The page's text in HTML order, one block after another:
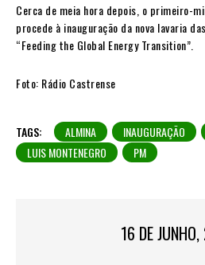
Cerca de meia hora depois, o primeiro-
procede à inauguração da nova lavaria
“Feeding the Global Energy Transition”.
Foto: Rádio Castrense
TAGS: ALMINA INAUGURAÇÃO
LUIS MONTENEGRO
PM
16 DE